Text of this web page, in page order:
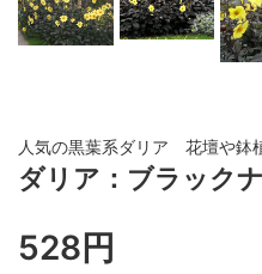
人気の黒葉系ダリア 花壇や鉢
ダリア：ブラック
528円